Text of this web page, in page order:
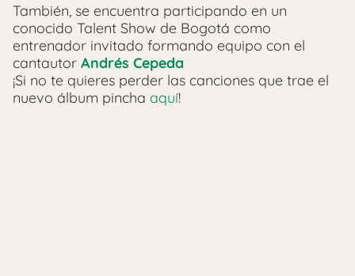
También, se encuentra participando en un
conocido Talent Show de Bogotá como
entrenador invitado formando equipo con el
cantautor Andrés Cepeda
¡Si no te quieres perder las canciones que trae el
nuevo álbum pincha aquí!